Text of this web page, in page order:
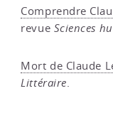
Comprendre
revue Sciences
Mort de Claude
Littéraire.